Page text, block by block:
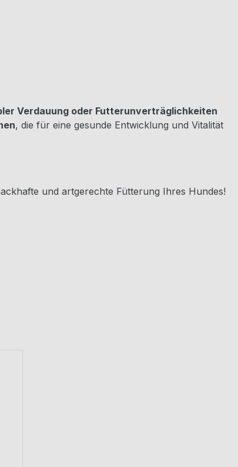
Verdauung oder Futterunverträglichkeiten
, die für eine gesunde Entwicklung und Vitalität
und artgerechte Fütterung Ihres Hundes!